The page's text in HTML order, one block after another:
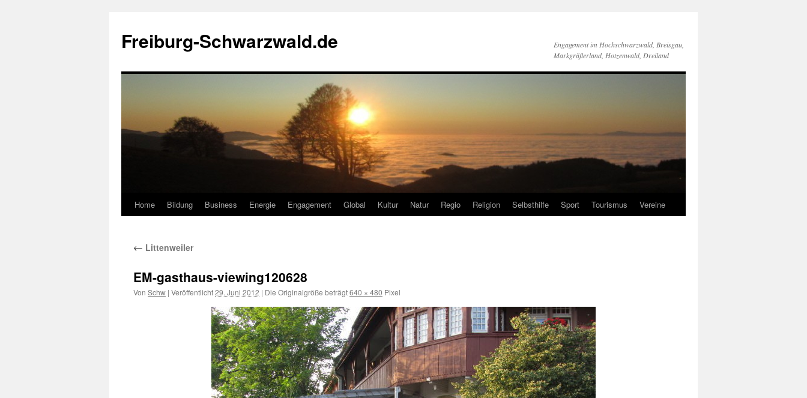
springen
Freiburg-Schwarzwald.de
Engagement im Hochschwarzwald, Breisgau,
Markgräflerland, Hotzenwald, Dreiland
Home Bildung Business Energie Engagement Global Kultur Natur Regio Religion Selbsthilfe Sport Tourismus Vereine
← Littenweiler
EM-gasthaus-viewing120628
Von Schw | Veröffentlicht29. Juni 2012 | Die Originalgröße beträgt640 × 480 Pixel